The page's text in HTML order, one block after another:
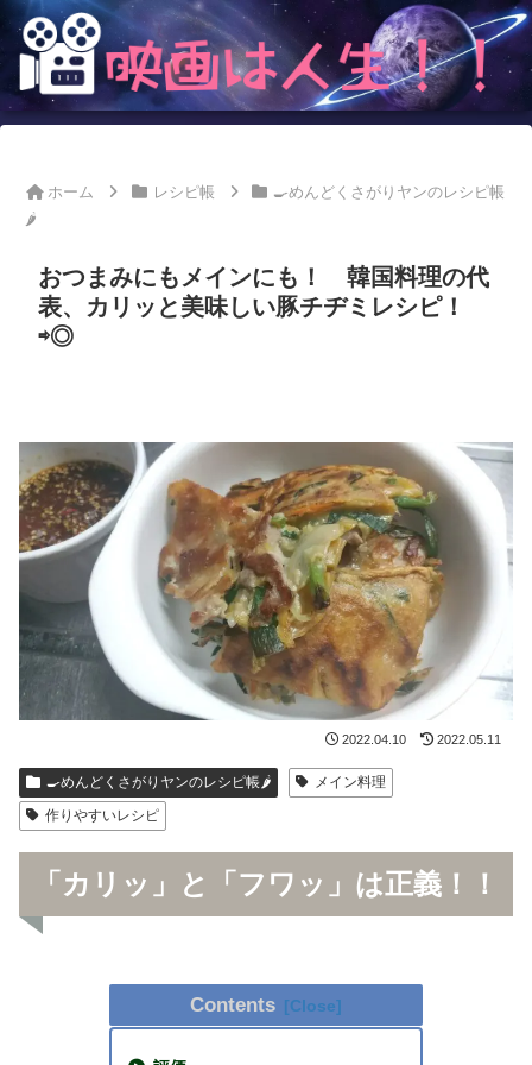
ホーム レシピ帳
🍳めんどくさがりヤンのレシピ帳
🌶
おつまみにもメインにも！ 韓国料理の代
表、カリッと美味しい豚チヂミレシピ！
⇨◎
2022.04.10 2022.05.11
🍳めんどくさがりヤンのレシピ帳🌶
メイン料理
作りやすいレシピ
「カリッ」と「フワッ」は正義！！
Contents